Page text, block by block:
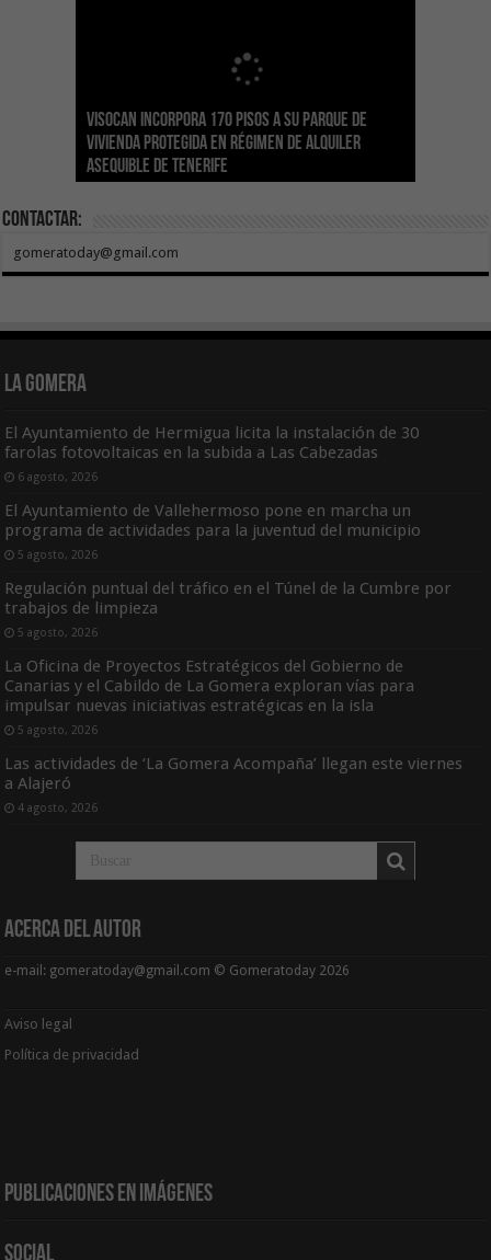
Visocan incorpora 170 pisos a su parque de
vivienda protegida en régimen de alquiler
asequible de Tenerife
Sanidad refuerza la capacidad diagnóstica de
los centros de salud con el impulso de la
ecografía clínica
El Gobierno de Canarias convoca el Concurso de
Sal Marina Agrocanarias 2026
Transición despliega un sistema fotovoltaico
autónomo en los edificios del Parque Nacional
del Teide
La ESSSCAN inicia la formación en primeros
auxilios para árbitros deportivos dentro del
Proyecto Ganar
El Gobierno de Canarias concede ayudas por
valor de 1,19M€ a las Cofradías de Pescadores
para sufragar sus gastos corrientes
Contactar:
gomeratoday@gmail.com
La Gomera
El Ayuntamiento de Hermigua licita la instalación de 30
farolas fotovoltaicas en la subida a Las Cabezadas
6 agosto, 2026
El Ayuntamiento de Vallehermoso pone en marcha un
programa de actividades para la juventud del municipio
5 agosto, 2026
Regulación puntual del tráfico en el Túnel de la Cumbre por
trabajos de limpieza
5 agosto, 2026
La Oficina de Proyectos Estratégicos del Gobierno de
Canarias y el Cabildo de La Gomera exploran vías para
impulsar nuevas iniciativas estratégicas en la isla
5 agosto, 2026
Las actividades de ‘La Gomera Acompaña’ llegan este viernes
a Alajeró
4 agosto, 2026
Acerca del Autor
e-mail: gomeratoday@gmail.com © Gomeratoday 2026
Aviso legal
Política de privacidad
Publicaciones en Imágenes